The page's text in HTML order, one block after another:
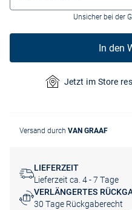
Unsicher bei der
In den
Jetzt im Store
Versand durch VAN GRAAF
LIEFERZEIT
Lieferzeit ca. 4 - 7 Tage
VERLÄNGERTES
30 Tage Rückgaberecht